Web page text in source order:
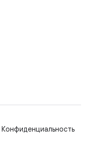
Конфиденциальность